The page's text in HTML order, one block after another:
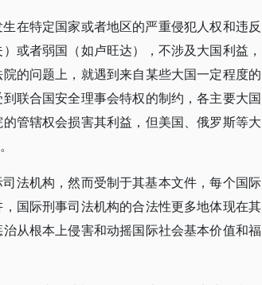
在特定国家或者地区的严重侵犯人权和违反
或者弱国（如卢旺达），不涉及大国利益，
的问题上，就遇到来自某些大国一定程度的
联合国安全理事会特权的制约，各主要大国
管辖权会损害其利益，但美国、俄罗斯等大
法机构，然而受制于其基本文件，每个国际
国际刑事司法机构的合法性更多地体现在其
从根本上侵害和动摇国际社会基本价值和福